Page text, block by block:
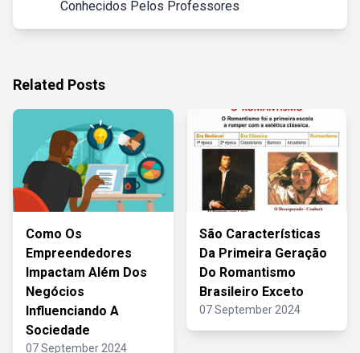
Conhecidos Pelos Professores
Related Posts
Como Os
Empreendedores
Impactam Além Dos
Negócios
Influenciando A
Sociedade
07 September 2024
São Características
Da Primeira Geração
Do Romantismo
Brasileiro Exceto
07 September 2024